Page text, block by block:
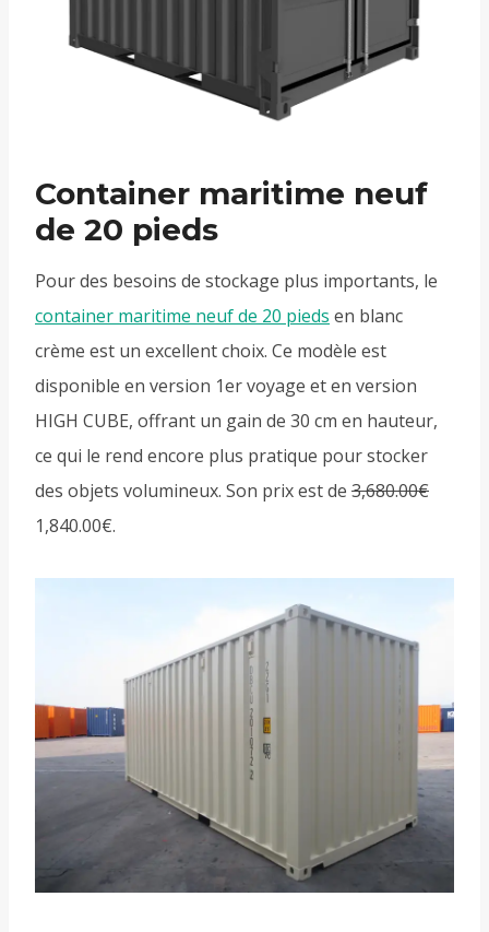
Container maritime neuf
de 20 pieds
Pour des besoins de stockage plus importants, le
container maritime neuf de 20 pieds en blanc
crème est un excellent choix. Ce modèle est
disponible en version 1er voyage et en version
HIGH CUBE, offrant un gain de 30 cm en hauteur,
ce qui le rend encore plus pratique pour stocker
des objets volumineux. Son prix est de 3,680.00€
1,840.00€.